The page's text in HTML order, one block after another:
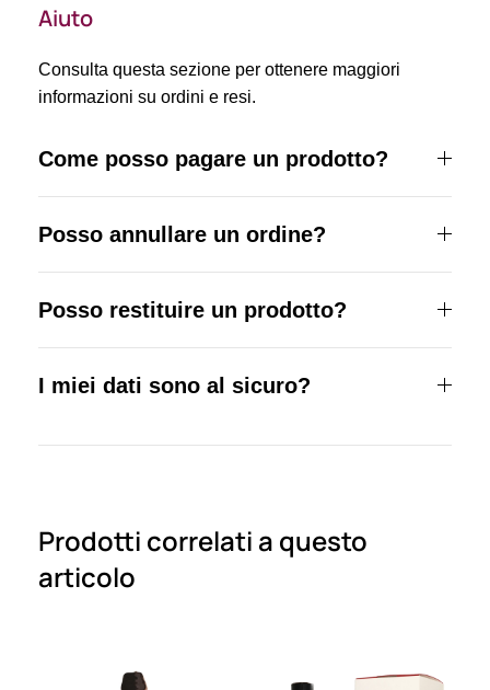
Aiuto
Consulta questa sezione per ottenere maggiori
informazioni su ordini e resi.
Come posso pagare un prodotto?
Posso annullare un ordine?
Posso restituire un prodotto?
I miei dati sono al sicuro?
Prodotti correlati a questo
articolo